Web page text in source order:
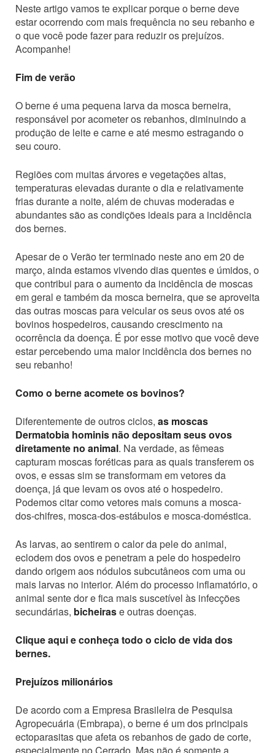
Neste artigo vamos te explicar porque o berne deve
estar ocorrendo com mais frequência no seu rebanho e
o que você pode fazer para reduzir os prejuízos.
Acompanhe!
Fim de verão
O berne é uma pequena larva da mosca berneira,
responsável por acometer os rebanhos, diminuindo a
produção de leite e carne e até mesmo estragando o
seu couro.
Regiões com muitas árvores e vegetações altas,
temperaturas elevadas durante o dia e relativamente
frias durante a noite, além de chuvas moderadas e
abundantes são as condições ideais para a incidência
dos bernes.
Apesar de o Verão ter terminado neste ano em 20 de
março, ainda estamos vivendo dias quentes e úmidos, o
que contribui para o aumento da incidência de moscas
em geral e também da mosca berneira, que se aproveita
das outras moscas para veicular os seus ovos até os
bovinos hospedeiros, causando crescimento na
ocorrência da doença. É por esse motivo que você deve
estar percebendo uma maior incidência dos bernes no
seu rebanho!
Como o berne acomete os bovinos?
Diferentemente de outros ciclos, as moscas
Dermatobia hominis não depositam seus ovos
diretamente no animal. Na verdade, as fêmeas
capturam moscas foréticas para as quais transferem os
ovos, e essas sim se transformam em vetores da
doença, já que levam os ovos até o hospedeiro.
Podemos citar como vetores mais comuns a mosca-
dos-chifres, mosca-dos-estábulos e mosca-doméstica.
As larvas, ao sentirem o calor da pele do animal,
eclodem dos ovos e penetram a pele do hospedeiro
dando origem aos nódulos subcutâneos com uma ou
mais larvas no interior. Além do processo inflamatório, o
animal sente dor e fica mais suscetível às infecções
secundárias, bicheirase outras doenças.
Clique aqui e conheça todo o ciclo de vida dos
bernes.
Prejuízos milionários
De acordo com a Empresa Brasileira de Pesquisa
Agropecuária (Embrapa), o berne é um dos principais
ectoparasitas que afeta os rebanhos de gado de corte,